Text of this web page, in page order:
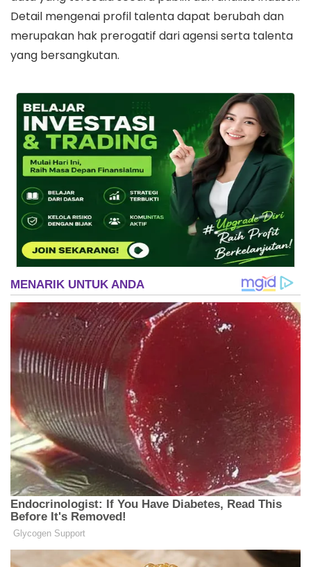
Detail mengenai profil talenta dapat berubah dan
merupakan hak prerogatif dari agensi serta talenta
yang bersangkutan.